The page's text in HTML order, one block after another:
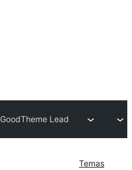
GoodTheme Lead
Temas